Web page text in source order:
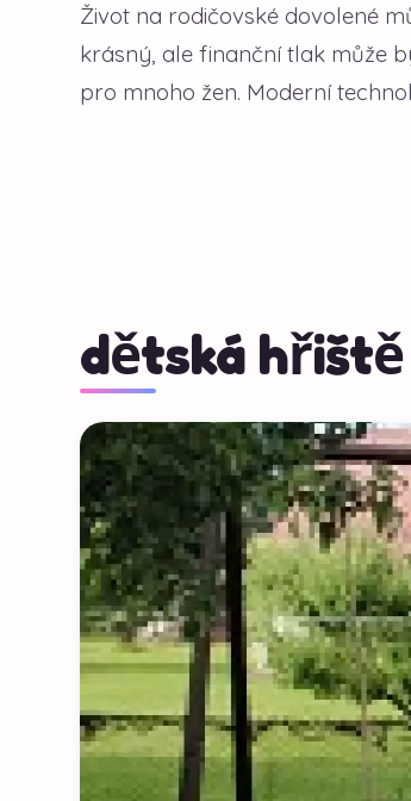
Život na rodičovské dovolené
krásný, ale finanční tlak může
pro mnoho žen. Moderní
dětská